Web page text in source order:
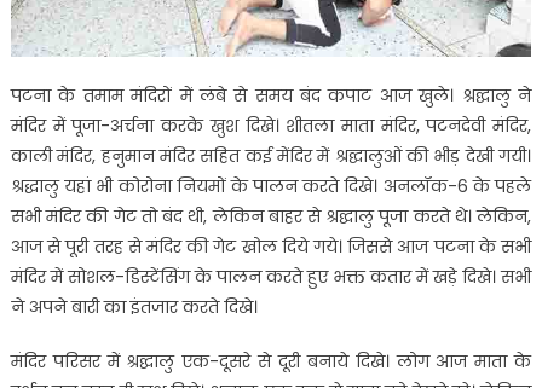
पटना के तमाम मंदिरों में लंबे से समय बंद कपाट आज खुले। श्रद्घालु ने
मंदिर में पूजा-अर्चना करके खुश दिखे। शीतला माता मंदिर, पटनदेवी मंदिर,
काली मंदिर, हनुमान मंदिर सहित कई मेंदिर में श्रद्घालुओं की भीड़ देखी गयी।
श्रद्धालु यहां भी कोरोना नियमों के पालन करते दिखे। अनलॉक-6 के पहले
सभी मंदिर की गेट तो बंद थी, लेकिन बाहर से श्रद्घालु पूजा करते थे। लेकिन,
आज से पूरी तरह से मंदिर की गेट खोल दिये गये। जिससे आज पटना के सभी
मंदिर में सोशल-डिस्टेंसिंग के पालन करते हुए भक्त कतार में खड़े दिखे। सभी
ने अपने बारी का इंतजार करते दिखे।
मंदिर परिसर में श्रद्घालु एक-दूसरे से दूरी बनाये दिखे। लोग आज माता के